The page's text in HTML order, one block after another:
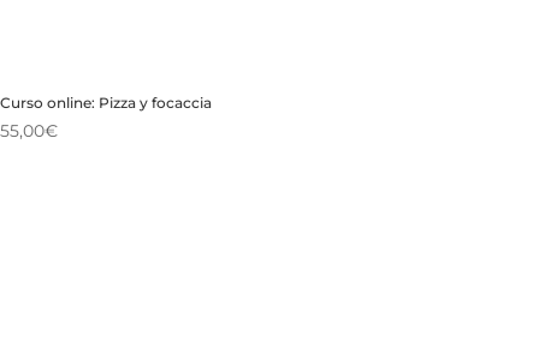
Curso online: Pizza y focaccia
55,00€